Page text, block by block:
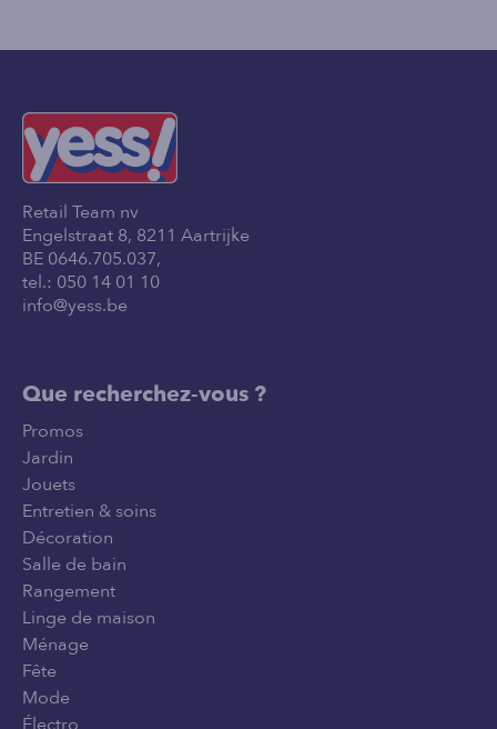
Retail Team nv
Engelstraat 8, 8211 Aartrijke
BE 0646.705.037,
tel.: 050 14 01 10
info@yess.be
Que recherchez-vous ?
Promos
Jardin
Jouets
Entretien & soins
Décoration
Salle de bain
Rangement
Linge de maison
Ménage
Fête
Mode